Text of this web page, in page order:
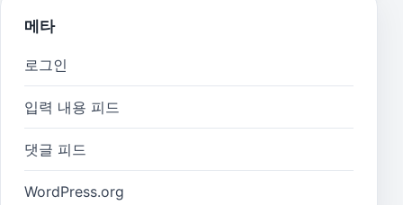
메타
로그인
입력 내용 피드
댓글 피드
WordPress.org